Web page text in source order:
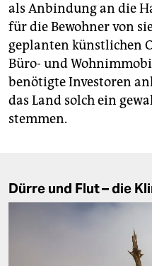
als Anbindung an die
für die Bewohner von
geplanten künstlichen
Büro- und
benötigte Investoren
das Land solch ein
stemmen.
Dürre und Flut – die